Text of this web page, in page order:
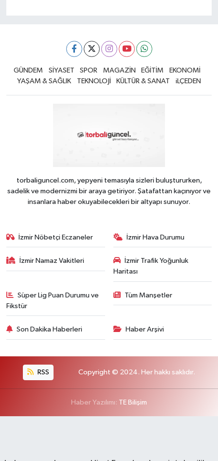
GÜNDEM SİYASET SPOR MAGAZİN EĞİTİM
EKONOMİ
YAŞAM & SAĞLIK
TEKNOLOJİ KÜLTÜR & SANAT iLÇEDEN
torbaliguncel.com, yepyeni temasıyla sizleri buluştururken,
sadelik ve modernizmi bir araya getiriyor. Şatafattan kaçınıyor ve
insanlara haber okuyabilecekleri bir altyapı sunuyor.
İzmir Nöbetçi Eczaneler İzmir Hava Durumu
İzmir Namaz Vakitleri
İzmir Trafik Yoğunluk
Haritası
Süper Lig Puan Durumu ve
Fikstür
Tüm Manşetler
Son Dakika Haberleri Haber Arşivi
RSS Copyright © 2024. Her hakkı saklıdır.
Haber Yazılımı: TE Bilişim